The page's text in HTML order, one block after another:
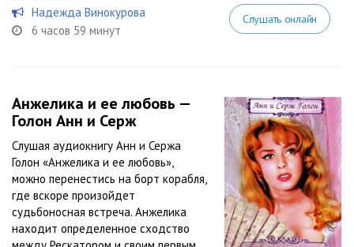
Надежда Винокурова
6 часов 59 минут
Слушать онлайн
Анжелика и ее любовь —
Голон Анн и Серж
Слушая аудиокнигу Анн и Сержа
Голон «Анжелика и ее любовь»,
можно перенестись на борт корабля,
где вскоре произойдет
судьбоносная встреча. Анжелика
находит определенное сходство